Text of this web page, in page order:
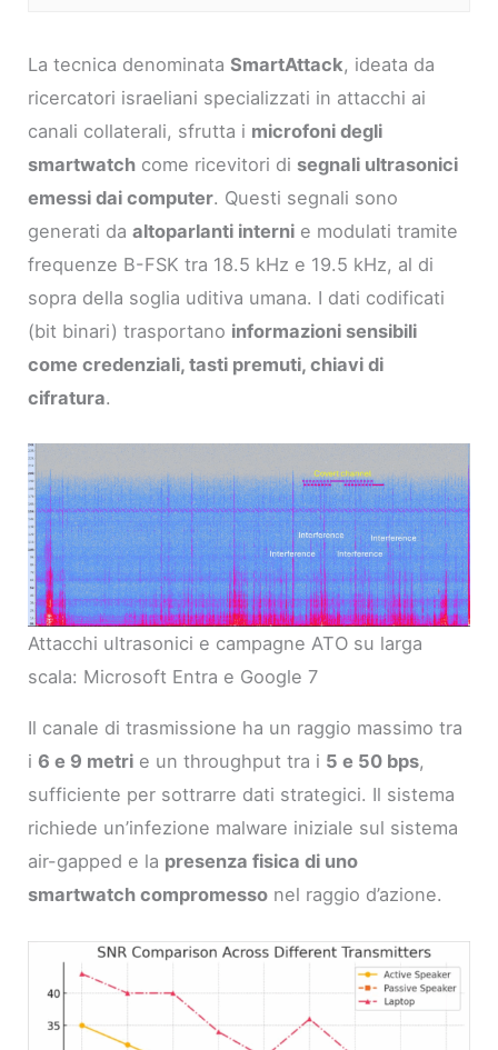
La tecnica denominataSmartAttack, ideata da
ricercatori israeliani specializzati in attacchi ai
canali collaterali, sfrutta i microfoni degli
smartwatch come ricevitori di segnali ultrasonici
emessi dai computer. Questi segnali sono
generati daaltoparlanti interni e modulati tramite
frequenze B-FSK tra 18.5 kHz e 19.5 kHz, al di
sopra della soglia uditiva umana. I dati codificati
(bit binari) trasportano informazioni sensibili
come credenziali, tasti premuti, chiavi di
cifratura.
Attacchi ultrasonici e campagne ATO su larga
scala: Microsoft Entra e Google 7
Il canale di trasmissione ha un raggio massimo tra
i6 e 9 metri e un throughput tra i 5 e 50 bps,
sufficiente per sottrarre dati strategici. Il sistema
richiede un’infezione malware iniziale sul sistema
air-gapped e la presenza fisica di uno
smartwatch compromesso nel raggio d’azione.